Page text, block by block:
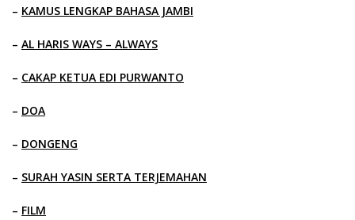
– KAMUS LENGKAP BAHASA JAMBI
– AL HARIS WAYS – ALWAYS
– CAKAP KETUA EDI PURWANTO
– DOA
– DONGENG
– SURAH YASIN SERTA TERJEMAHAN
– FILM